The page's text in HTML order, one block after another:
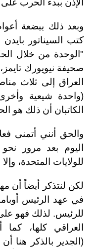
الإذن ببدء الحرب
كتب السيناتور
"الوحدة من خلال
صحيفة نيويورك
العراق إلى ثلاث
(واحدة شيعية وأخرى
الكاتبان أن ذلك هو
والحق أنني أتمنى
للولايات المتحدة،
لكن لنتذكر أيضاً أن
في عهد الرئيس
للرئيس. لذلك فهو
العراقي كلها،
(الجدير بالذكر هنا